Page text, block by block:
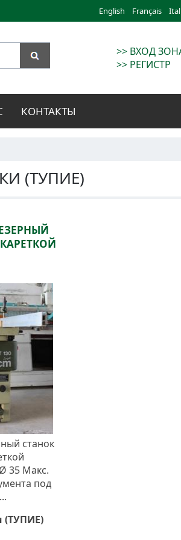
English Français
>> ВХОД
>> РЕГИСТР
КОНТАКТЫ
(ТУПИЕ)
КАРЕТКОЙ
станок
35 Макс.
под
(ТУПИЕ)